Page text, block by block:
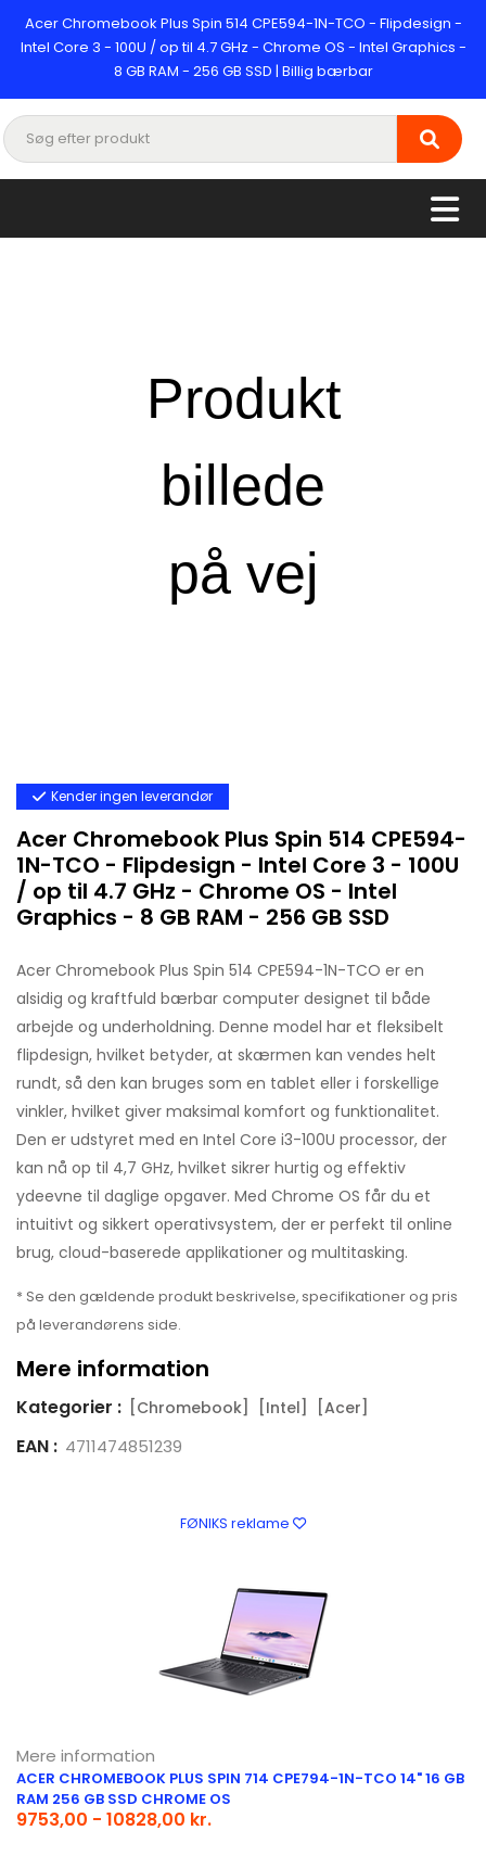
Acer Chromebook Plus Spin 514 CPE594-1N-TCO - Flipdesign -
Intel Core 3 - 100U / op til 4.7 GHz - Chrome OS - Intel Graphics -
8 GB RAM - 256 GB SSD | Billig bærbar
Kender ingen leverandør
Acer Chromebook Plus Spin 514 CPE594-
1N-TCO - Flipdesign - Intel Core 3 - 100U
/ op til 4.7 GHz - Chrome OS - Intel
Graphics - 8 GB RAM - 256 GB SSD
Acer Chromebook Plus Spin 514 CPE594-1N-TCO er en
alsidig og kraftfuld bærbar computer designet til både
arbejde og underholdning. Denne model har et fleksibelt
flipdesign, hvilket betyder, at skærmen kan vendes helt
rundt, så den kan bruges som en tablet eller i forskellige
vinkler, hvilket giver maksimal komfort og funktionalitet.
Den er udstyret med en Intel Core i3-100U processor, der
kan nå op til 4,7 GHz, hvilket sikrer hurtig og effektiv
ydeevne til daglige opgaver. Med Chrome OS får du et
intuitivt og sikkert operativsystem, der er perfekt til online
brug, cloud-baserede applikationer og multitasking.
* Se den gældende produkt beskrivelse, specifikationer og pris
på leverandørens side.
Mere information
Kategorier : [Chromebook] [Intel] [Acer]
EAN : 4711474851239
FØNIKS reklame
Mere information
ACER CHROMEBOOK PLUS SPIN 714 CPE794-1N-TCO 14" 16 GB
RAM 256 GB SSD CHROME OS
9753,00 - 10828,00 kr.